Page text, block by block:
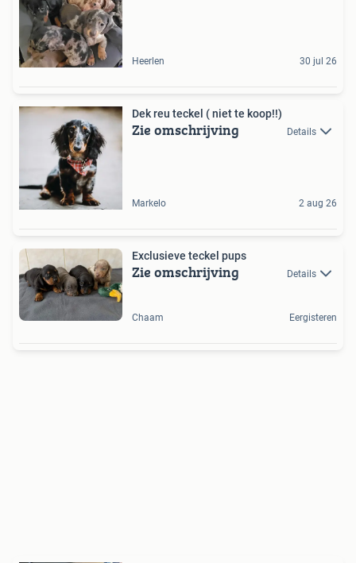
Heerlen 30 jul 26
Dek reu teckel ( niet te koop!!)
Zie omschrijving Details
Markelo 2 aug 26
Exclusieve teckel pups
Zie omschrijving Details
Chaam Eergisteren